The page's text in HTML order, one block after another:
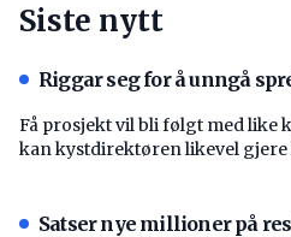
Siste nytt
Riggar seg for å unngå
Få prosjekt vil bli følgt med like
kan kystdirektøren likevel gjere
Satser nye millioner på